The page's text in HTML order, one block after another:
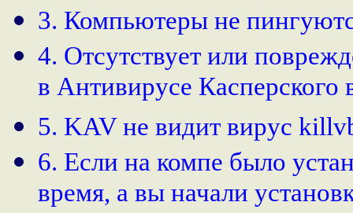
3. Компьютеры не
4. Отсутствует или
в Антивирусе Касперского
5. KAV не видит вирус
6. Если на компе было
время, а вы начали